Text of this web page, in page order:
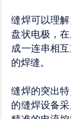
缝焊可以理
盘状电极，
成一连串相
的焊缝。​
缝焊的突出
的缝焊设备